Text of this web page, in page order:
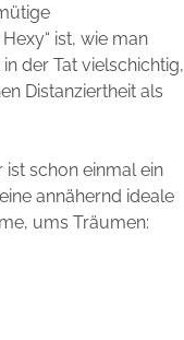
ist, wie man
der Tat vielschichtig,
Distanziertheit als
ist schon einmal ein
annähernd ideale
ums Träumen: